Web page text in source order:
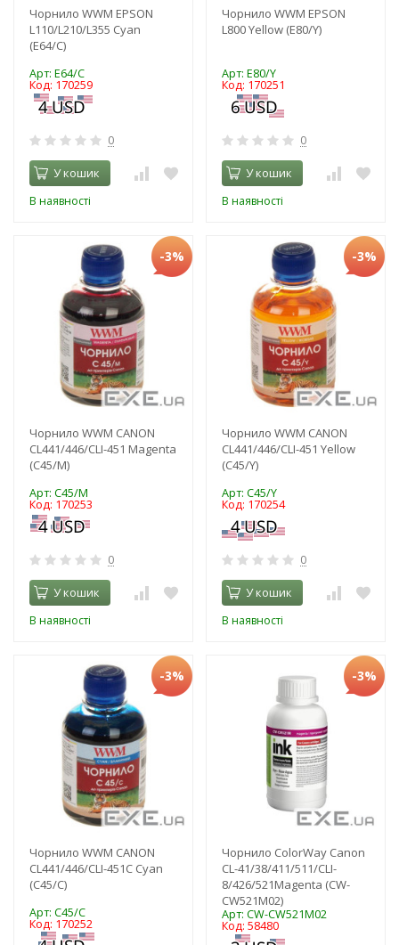
Чорнило WWM EPSON
L110/L210/L355 Cyan
(E64/C)
Арт: E64/C
Код: 170259
0
У кошик
В наявності
Чорнило WWM EPSON
L800 Yellow (E80/Y)
Арт: E80/Y
Код: 170251
0
У кошик
В наявності
-3%
Чорнило WWM CANON
CL441/446/CLI-451 Magenta
(C45/M)
Арт: C45/M
Код: 170253
0
У кошик
В наявності
-3%
Чорнило WWM CANON
CL441/446/CLI-451 Yellow
(C45/Y)
Арт: C45/Y
Код: 170254
0
У кошик
В наявності
-3%
Чорнило WWM CANON
CL441/446/CLI-451C Cyan
(C45/C)
Арт: C45/C
Код: 170252
-3%
Чорнило ColorWay Canon
CL-41/38/411/511/CLI-
8/426/521Magentа (CW-
CW521M02)
Арт: CW-CW521M02
Код: 58480